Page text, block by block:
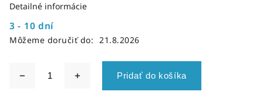
3 - 10 dní
Môžeme doručiť do: 21.8.2026
Pridať do košíka
Detailné informácie